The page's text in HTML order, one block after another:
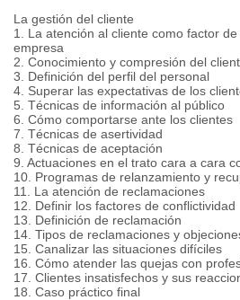
La gestión del cliente
1. La atención al cliente como factor
empresa
2. Conocimiento y compresión del
3. Definición del perfil del personal
4. Superar las expectativas de los
5. Técnicas de información al público
6. Cómo comportarse ante los clientes
7. Técnicas de asertividad
8. Técnicas de aceptación
9. Actuaciones en el trato cara a cara
10. Programas de relanzamiento y
11. La atención de reclamaciones
12. Definir los factores de conflictividad
13. Definición de reclamación
14. Tipos de reclamaciones y
15. Canalizar las situaciones difíciles
16. Cómo atender las quejas con
17. Clientes insatisfechos y sus
18. Caso práctico final